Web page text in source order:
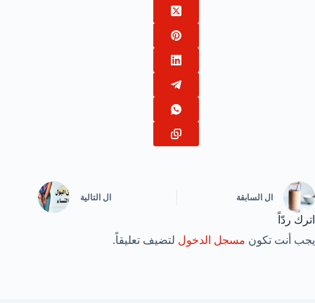
ال السابقة ال التالية
اترك ردّاً
يجب أنت تكون مسجل الدخول لتضيف تعليقاً.